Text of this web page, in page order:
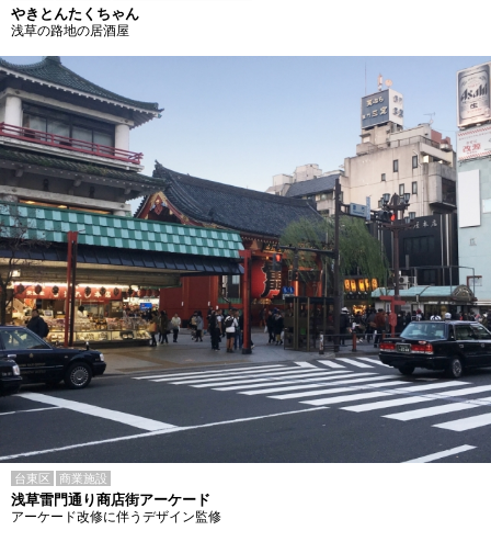
やきとんたくちゃん
浅草の路地の居酒屋
台東区 商業施設
浅草雷門通り商店街アーケード
アーケード改修に伴うデザイン監修